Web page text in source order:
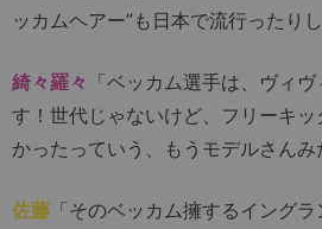
ッカムヘアー”も日本で流行ったり
綺々羅々 「ベッカム選手は、ヴィ
す！世代じゃないけど、フリーキ
かったっていう、もうモデルさんみ
佐藤 「そのベッカム擁するイング